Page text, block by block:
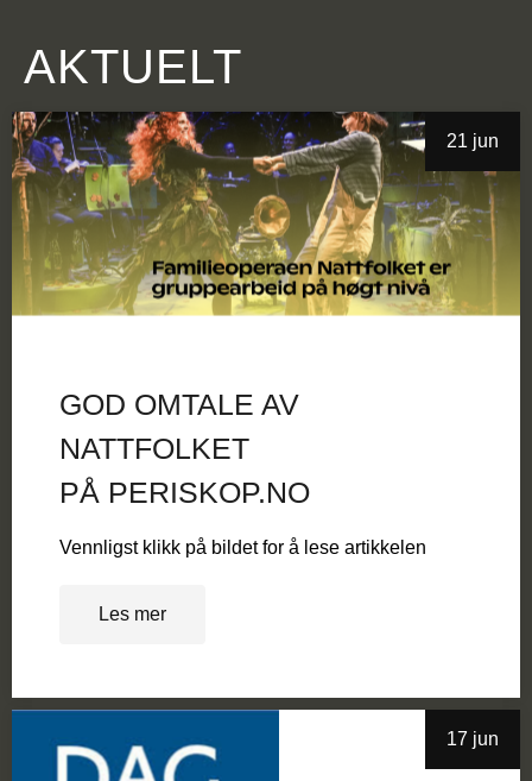
AKTUELT
21 jun
GOD OMTALE AV
NATTFOLKET
PÅ PERISKOP.NO
Vennligst klikk på bildet for å lese artikkelen
Les mer
17 jun